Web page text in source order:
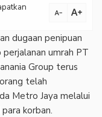
text_decrease text_increase
dugaan penipuan
umrah PT
Group terus
telah
Metro Jaya melalui
korban.